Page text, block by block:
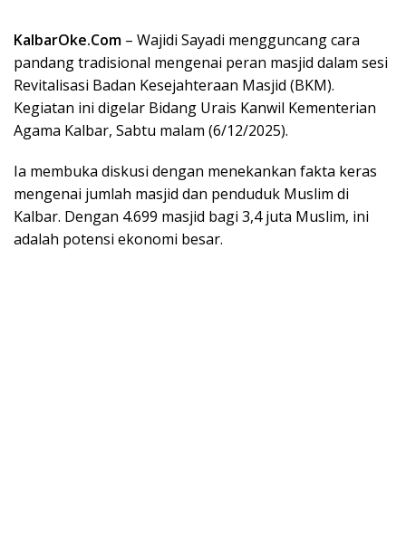
KalbarOke.Com – Wajidi Sayadi mengguncang cara
pandang tradisional mengenai peran masjid dalam sesi
Revitalisasi Badan Kesejahteraan Masjid (BKM).
Kegiatan ini digelar Bidang Urais Kanwil Kementerian
Agama Kalbar, Sabtu malam (6/12/2025).
Ia membuka diskusi dengan menekankan fakta keras
mengenai jumlah masjid dan penduduk Muslim di
Kalbar. Dengan 4.699 masjid bagi 3,4 juta Muslim, ini
adalah potensi ekonomi besar.